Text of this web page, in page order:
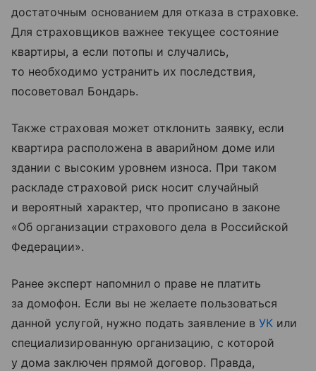
достаточным основанием для отказа в страховке.
Для страховщиков важнее текущее состояние
квартиры, а если потопы и случались,
то необходимо устранить их последствия,
посоветовал Бондарь.
Также страховая может отклонить заявку, если
квартира расположена в аварийном доме или
здании с высоким уровнем износа. При таком
раскладе страховой риск носит случайный
и вероятный характер, что прописано в законе
«Об организации страхового дела в Российской
Федерации».
Ранее эксперт напомнил о праве не платить
за домофон. Если вы не желаете пользоваться
данной услугой, нужно подать заявление в УК или
специализированную организацию, с которой
у дома заключен прямой договор. Правда,